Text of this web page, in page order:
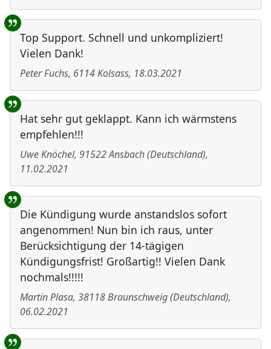
Top Support. Schnell und unkompliziert!
Vielen Dank!
Peter Fuchs, 6114Kolsass, 18.03.2021
Hat sehr gut geklappt. Kann ich wärmstens
empfehlen!!!
Uwe Knöchel, 91522Ansbach(Deutschland),
11.02.2021
Die Kündigung wurde anstandslos sofort
angenommen! Nun bin ich raus, unter
Berücksichtigung der 14-tägigen
Kündigungsfrist! Großartig!! Vielen Dank
nochmals!!!!!
Martin Plasa, 38118Braunschweig(Deutschland),
06.02.2021